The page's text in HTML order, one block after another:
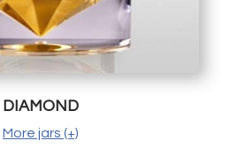
DIAMOND
More jars (+)